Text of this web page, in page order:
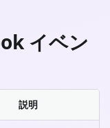
イベン
説明